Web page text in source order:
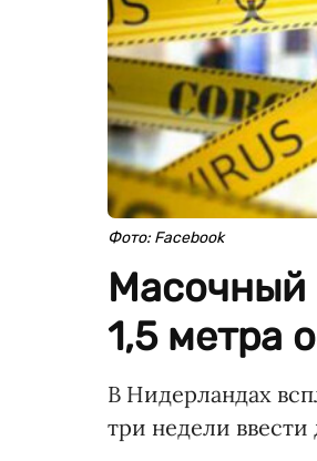
Фото: Facebook
Масочный
1,5 метра
В Нидерландах
три недели